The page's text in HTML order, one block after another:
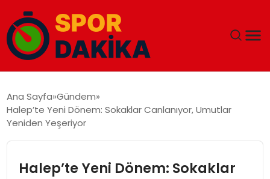
GÜNDEM
Ana Sayfa Gündem
Halep’te Yeni Dönem: Sokaklar Canlanıyor, Umutlar
Yeniden Yeşeriyor
Halep’te Yeni Dönem: Sokaklar